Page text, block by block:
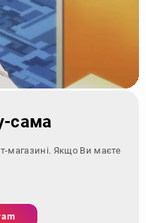
сама
магазині. Якщо Ви маєте